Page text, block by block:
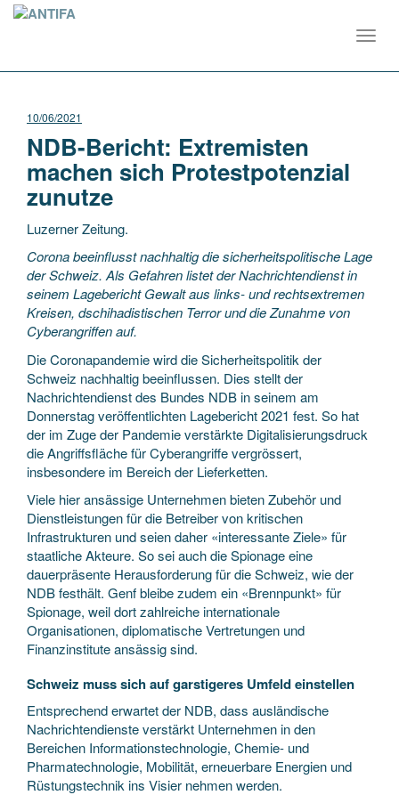
10/06/2021
NDB-Bericht: Extremisten
machen sich Protestpotenzial
zunutze
Luzerner Zeitung.
Corona beeinflusst nachhaltig die sicherheitspolitische Lage
der Schweiz. Als Gefahren listet der Nachrichtendienst in
seinem Lagebericht Gewalt aus links- und rechtsextremen
Kreisen, dschihadistischen Terror und die Zunahme von
Cyberangriffen auf.
Die Coronapandemie wird die Sicherheitspolitik der
Schweiz nachhaltig beeinflussen. Dies stellt der
Nachrichtendienst des Bundes NDB in seinem am
Donnerstag veröffentlichten Lagebericht 2021 fest. So hat
der im Zuge der Pandemie verstärkte Digitalisierungsdruck
die Angriffsfläche für Cyberangriffe vergrössert,
insbesondere im Bereich der Lieferketten.
Viele hier ansässige Unternehmen bieten Zubehör und
Dienstleistungen für die Betreiber von kritischen
Infrastrukturen und seien daher «interessante Ziele» für
staatliche Akteure. So sei auch die Spionage eine
dauerpräsente Herausforderung für die Schweiz, wie der
NDB festhält. Genf bleibe zudem ein «Brennpunkt» für
Spionage, weil dort zahlreiche internationale
Organisationen, diplomatische Vertretungen und
Finanzinstitute ansässig sind.
Schweiz muss sich auf garstigeres Umfeld einstellen
Entsprechend erwartet der NDB, dass ausländische
Nachrichtendienste verstärkt Unternehmen in den
Bereichen Informationstechnologie, Chemie- und
Pharmatechnologie, Mobilität, erneuerbare Energien und
Rüstungstechnik ins Visier nehmen werden.